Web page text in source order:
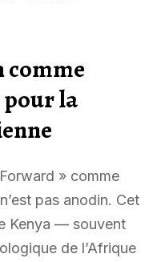
comme
pour la
» comme
pas anodin. Cet
Kenya — souvent
de l’Afrique